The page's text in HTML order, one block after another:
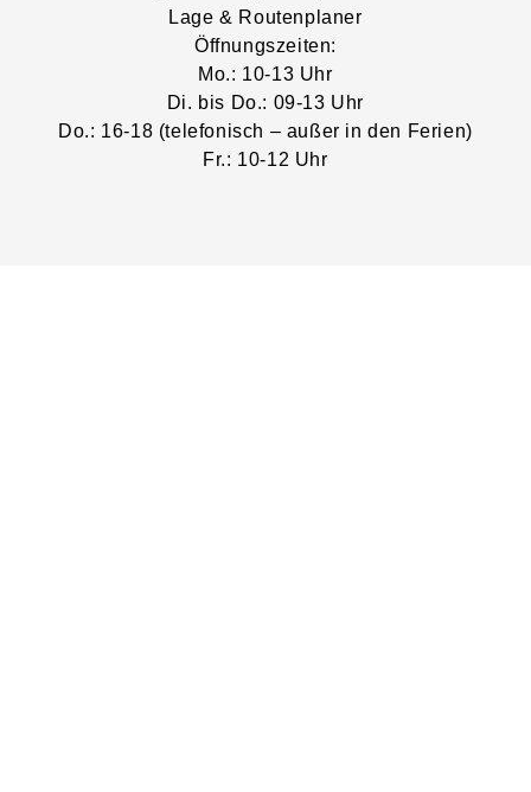
Lage & Routenplaner
Öffnungszeiten:
Mo.: 10-13 Uhr
Di. bis Do.: 09-13 Uhr
Do.: 16-18 (telefonisch – außer in den Ferien)
Fr.: 10-12 Uhr